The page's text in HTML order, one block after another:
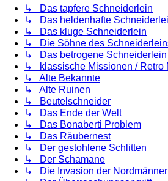
↳ Das tapfere Schneiderlein
↳ Das heldenhafte
↳ Das kluge Schneiderlein
↳ Die Söhne des
↳ Das betrogene Schneiderlein
↳ klassische Missionen / Retro
↳ Alte Bekannte
↳ Alte Ruinen
↳ Beutelschneider
↳ Das Ende der Welt
↳ Das Bonaberti Problem
↳ Das Räubernest
↳ Der gestohlene Schlitten
↳ Der Schamane
↳ Die Invasion der Nordmänner